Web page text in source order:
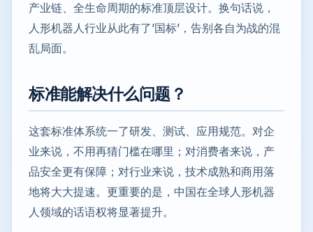
产业链、全生命周期的标准顶层设计。换句话说，
人形机器人行业从此有了’国标’，告别各自为战的混
乱局面。
标准能解决什么问题？
这套标准体系统一了研发、测试、应用规范。对企
业来说，不用再猜门槛在哪里；对消费者来说，产
品安全更有保障；对行业来说，技术成熟和商用落
地将大大提速。更重要的是，中国在全球人形机器
人领域的话语权将显著提升。